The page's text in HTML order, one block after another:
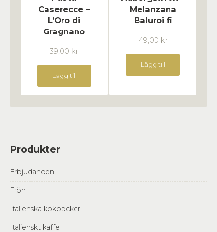
Produkter
Erbjudanden
Frön
Italienska kokböcker
Italienskt kaffe
Caserecce –
L’Oro di
Gragnano
39,00 kr
Lägg till
Melanzana
Baluroi fi
49,00 kr
Lägg till